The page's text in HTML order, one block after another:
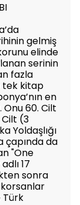
gelmiş
elinde
serinin
fazla
tek kitap
en
Onu 60. Cilt
(3
Yoldaşlığı
çapında da
"One
17
sonra
Türk